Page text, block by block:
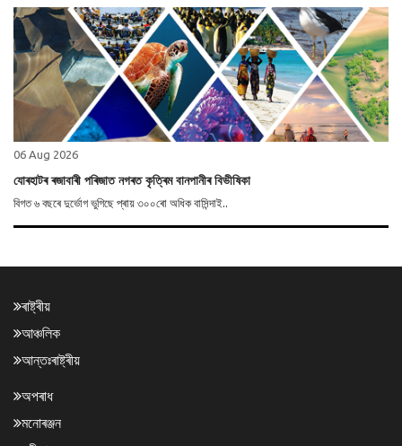
06 Aug 2026
যোৰহাটৰ ৰজাবাৰী পৰিজাত নগৰত কৃত্ৰিম বানপানীৰ বিভীষিকা
বিগত ৬ বছৰে দুৰ্ভোগ ভুগিছে প্ৰায় ৩০০ৰো অধিক বাসিন্দাই..
ৰাষ্ট্ৰীয়
আঞ্চলিক
আন্তঃৰাষ্ট্ৰীয়
অপৰাধ
মনোৰঞ্জন